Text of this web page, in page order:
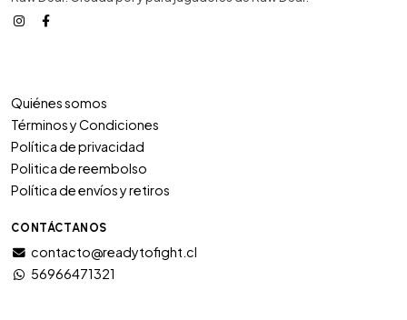
Quiénes somos
Términos y Condiciones
Política de privacidad
Politica de reembolso
Política de envíos y retiros
CONTÁCTANOS
contacto@readytofight.cl
56966471321